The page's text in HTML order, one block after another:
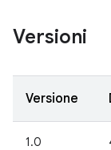
Versioni
Versione
1.0